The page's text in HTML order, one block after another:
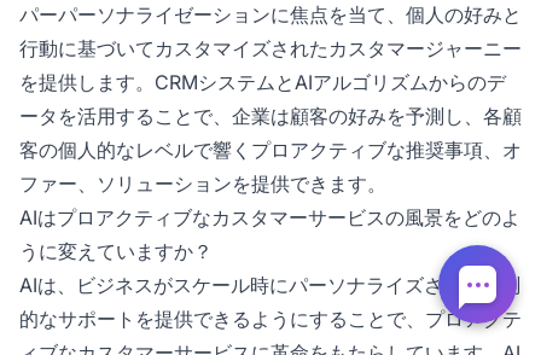
パーパーソナライゼーションに焦点を当て、個人の好みと
行動に基づいてカスタマイズされたカスタマージャーニー
を提供します。CRMシステムとAIアルゴリズムからのデ
ータを活用することで、企業は顧客の好みを予測し、各顧
客の個人的なレベルで響くプロアクティブな推奨事項、オ
ファー、ソリューションを提供できます。
AIはプロアクティブなカスタマーサービスの風景をどのよ
うに変えていますか？
AIは、ビジネスがスケール時にパーソナライズされた予測
的なサポートを提供できるようにすることで、プロアクテ